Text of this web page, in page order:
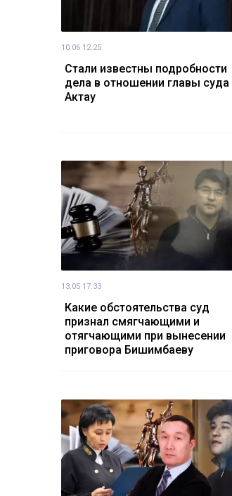
10.06 12:25
Стали известны подробности
дела в отношении главы суда
Актау
13.05 17:33
Какие обстоятельства суд
признал смягчающими и
отягчающими при вынесении
приговора Бишимбаеву